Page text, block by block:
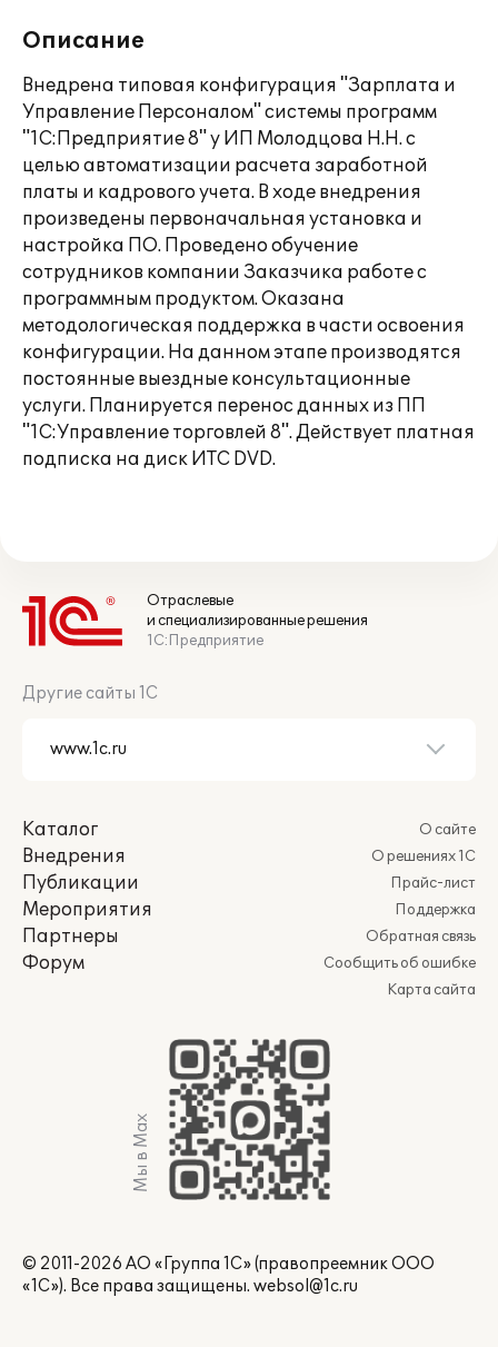
Описание
Внедрена типовая конфигурация "Зарплата и
Управление Персоналом" системы программ
"1С:Предприятие 8" у ИП Молодцова Н.Н. с
целью автоматизации расчета заработной
платы и кадрового учета. В ходе внедрения
произведены первоначальная установка и
настройка ПО. Проведено обучение
сотрудников компании Заказчика работе с
программным продуктом. Оказана
методологическая поддержка в части освоения
конфигурации. На данном этапе производятся
постоянные выездные консультационные
услуги. Планируется перенос данных из ПП
"1С:Управление торговлей 8". Действует платная
подписка на диск ИТС DVD.
Отраслевые
и специализированные решения
1С:Предприятие
Другие сайты 1С
Каталог
Внедрения
Публикации
Мероприятия
Партнеры
Форум
О сайте
О решениях 1С
Прайс-лист
Поддержка
Обратная связь
Сообщить об ошибке
Карта сайта
Мы в Max
© 2011-2026 АО «Группа 1С» (правопреемник ООО
«1С»). Все права защищены. websol@1c.ru